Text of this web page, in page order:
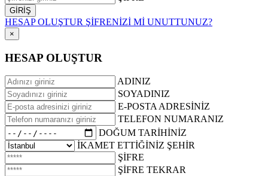
HESAP OLUŞTUR ŞİFRENİZİ Mİ UNUTTUNUZ?
×
HESAP OLUŞTUR
ADINIZ
SOYADINIZ
E-POSTA ADRESİNİZ
TELEFON NUMARANIZ
DOĞUM TARİHİNİZ
İKAMET ETTİĞİNİZ ŞEHİR
ŞİFRE
ŞİFRE TEKRAR